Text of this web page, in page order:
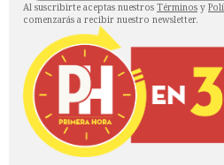
Al suscribirte aceptas nuestros Términos y
comenzarás a recibir nuestro newsletter.